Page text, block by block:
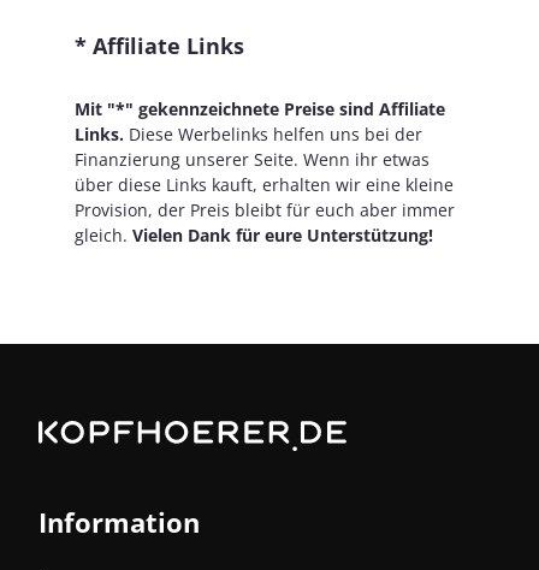
* Affiliate Links
Mit "*" gekennzeichnete Preise sind Affiliate
Links. Diese Werbelinks helfen uns bei der
Finanzierung unserer Seite. Wenn ihr etwas
über diese Links kauft, erhalten wir eine kleine
Provision, der Preis bleibt für euch aber immer
gleich. Vielen Dank für eure Unterstützung!
Information